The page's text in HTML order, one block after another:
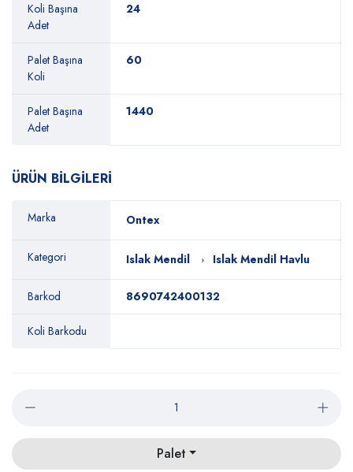
Koli Başına
Adet
24
Palet Başına
Koli
60
Palet Başına
Adet
1440
ÜRÜN BİLGİLERİ
Marka Ontex
Kategori Islak Mendil Islak Mendil Havlu
Barkod 8690742400132
Koli Barkodu
Palet